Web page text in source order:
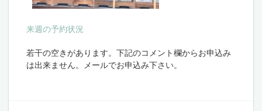
来週の予約状況
若干の空きがあります。下記のコメント欄からお申込み
は出来ません。メールでお申込み下さい。